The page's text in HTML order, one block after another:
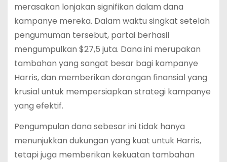
merasakan lonjakan signifikan dalam dana
kampanye mereka. Dalam waktu singkat setelah
pengumuman tersebut, partai berhasil
mengumpulkan $27,5 juta. Dana ini merupakan
tambahan yang sangat besar bagi kampanye
Harris, dan memberikan dorongan finansial yang
krusial untuk mempersiapkan strategi kampanye
yang efektif.
Pengumpulan dana sebesar ini tidak hanya
menunjukkan dukungan yang kuat untuk Harris,
tetapi juga memberikan kekuatan tambahan